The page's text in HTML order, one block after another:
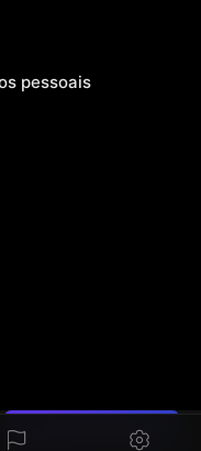
Encontrou um erro?
pessoais